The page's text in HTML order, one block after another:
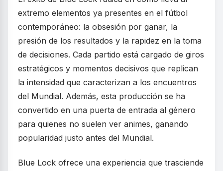
extremo elementos ya presentes en el fútbol
contemporáneo: la obsesión por ganar, la
presión de los resultados y la rapidez en la toma
de decisiones. Cada partido está cargado de giros
estratégicos y momentos decisivos que replican
la intensidad que caracterizan a los encuentros
del Mundial. Además, esta producción se ha
convertido en una puerta de entrada al género
para quienes no suelen ver animes, ganando
popularidad justo antes del Mundial.
Blue Lock ofrece una experiencia que trasciende